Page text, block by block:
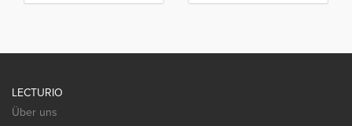
LECTURIO
Über uns